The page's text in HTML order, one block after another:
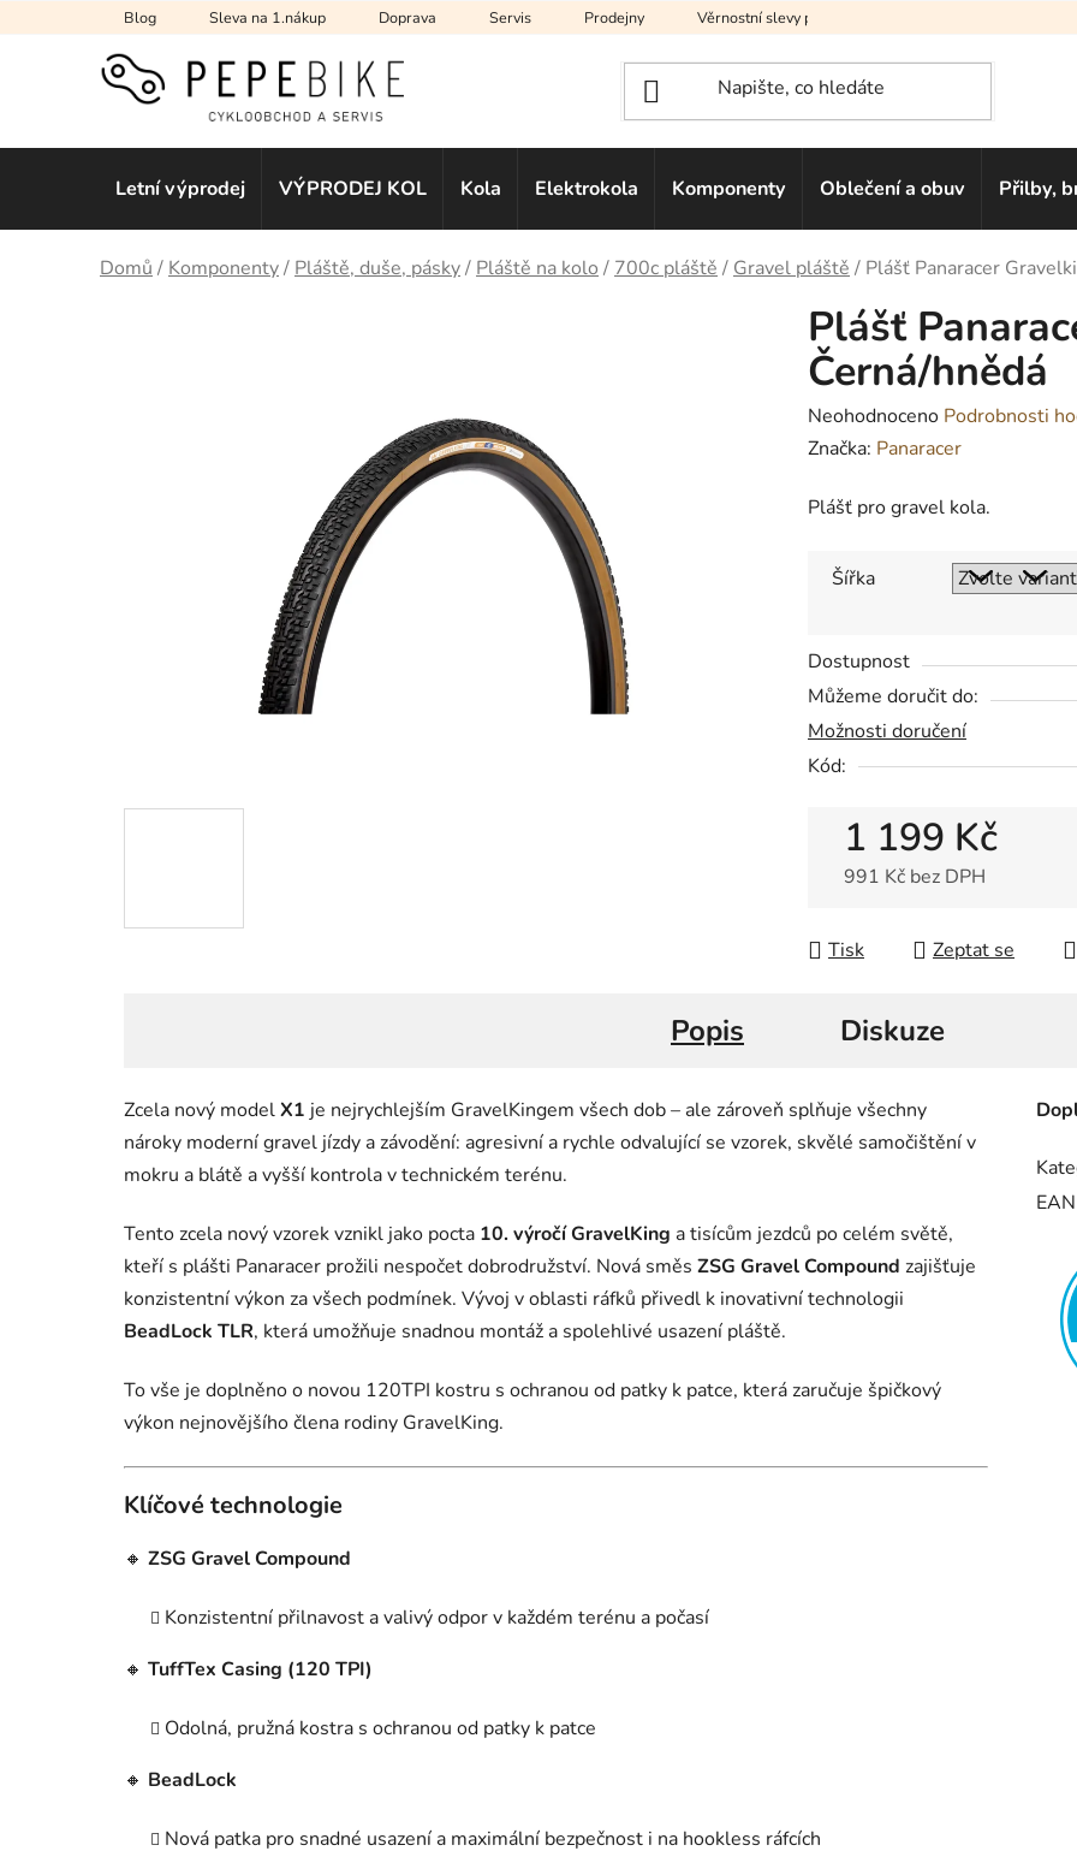
na
Blog Sleva na 1.nákup Doprava Servis Prodejny Věrnostní slevy pro vás
Letní výprodej VÝPRODEJ KOL Kola Elektrokola Komponenty Oblečení a obuv Přilby,
Domů / Komponenty/ Pláště, duše, pásky/ Pláště na kolo / 700c pláště / Gravel pláště / Plášť Panaracer
Plášť
Černá/hnědá
Průměrné
hodnocení
je
Neohodnoceno Podrobnosti
Značka: Panaracer
Plášť pro gravel kola.
Šířka
Dostupnost
Můžeme doručit do:
Možnosti doručení
Kód:
1 199 Kč
991 Kč bez DPH
Tisk Zeptat se
Popis Diskuze
Zcela nový modelX1 je nejrychlejším GravelKingem všech dob – ale zároveň splňuje všechny
nároky moderní gravel jízdy a závodění: agresivní a rychle odvalující se vzorek, skvělé samočištění v
mokru a blátě a vyšší kontrola v technickém terénu.
Tento zcela nový vzorek vznikl jako pocta 10. výročí GravelKing a tisícům jezdců po celém světě,
kteří s plášti Panaracer prožili nespočet dobrodružství. Nová směs ZSG Gravel Compound zajišťuje
konzistentní výkon za všech podmínek. Vývoj v oblasti ráfků přivedl k inovativní technologii
BeadLock TLR, která umožňuje snadnou montáž a spolehlivé usazení pláště.
To vše je doplněno o novou 120TPI kostru s ochranou od patky k patce, která zaručuje špičkový
výkon nejnovějšího člena rodiny GravelKing.
Klíčové technologie
🔸 ZSG Gravel Compound
Konzistentní přilnavost a valivý odpor v každém terénu a počasí
🔸 TuffTex Casing (120 TPI)
Odolná, pružná kostra s ochranou od patky k patce
🔸 BeadLock
Nová patka pro snadné usazení a maximální bezpečnost i na hookless ráfcích
EAN